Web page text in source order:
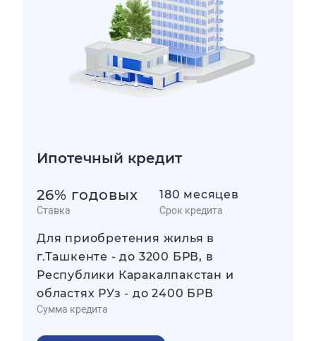
Ипотечный кредит
26% годовых
Ставка
180 месяцев
Срок кредита
Для приобретения жилья в
г.Ташкенте - до 3200 БРВ, в
Республики Каракалпакстан и
областях РУз - до 2400 БРВ
Сумма кредита